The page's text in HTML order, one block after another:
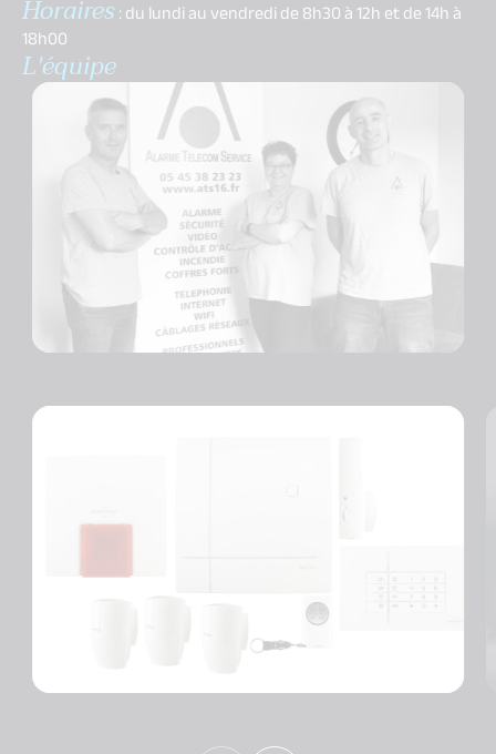
Horaires: du lundi au vendredi de 8h30 à 12h et de 14h à
18h00
L'équipe